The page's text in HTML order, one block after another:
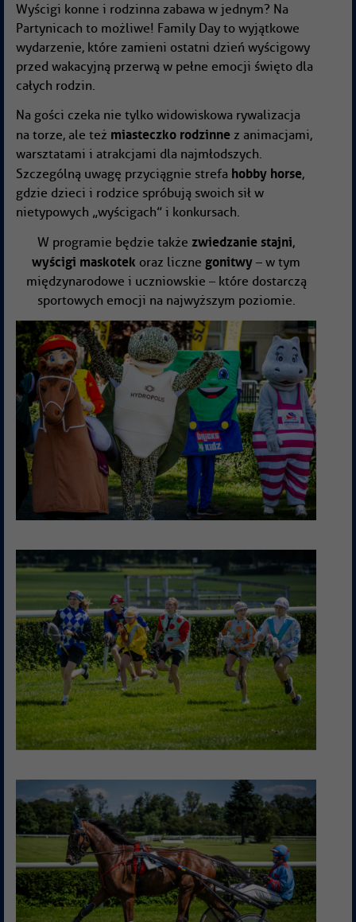
Wyścigi konne i rodzinna zabawa w jednym? Na
Partynicach to możliwe! Family Day to wyjątkowe
wydarzenie, które zamieni ostatni dzień wyścigowy
przed wakacyjną przerwą w pełne emocji święto dla
całych rodzin.
Na gości czeka nie tylko widowiskowa rywalizacja
na torze, ale też miasteczko rodzinne z animacjami,
warsztatami i atrakcjami dla najmłodszych.
Szczególną uwagę przyciągnie strefa hobby horse,
gdzie dzieci i rodzice spróbują swoich sił w
nietypowych „wyścigach” i konkursach.
W programie będzie także zwiedzanie stajni,
wyścigi maskotek oraz liczne gonitwy – w tym
międzynarodowe i uczniowskie – które dostarczą
sportowych emocji na najwyższym poziomie.